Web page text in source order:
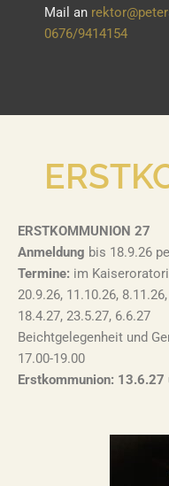
Mail an
0676/9414154
ERSTKOMMUNION 27
Anmeldung bis 18.9.26
Termine: im
20.9.26, 11.10.26,
18.4.27, 23.5.27, 6.6.27
Beichtgelegenheit und
17.00-19.00
Erstkommunion: 13.6.27